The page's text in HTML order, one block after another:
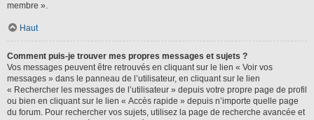
membre ».
Haut
Comment puis-je trouver mes propres messages et sujets ?
Vos messages peuvent être retrouvés en cliquant sur le lien « Voir vos
messages » dans le panneau de l’utilisateur, en cliquant sur le lien
« Rechercher les messages de l’utilisateur » depuis votre propre page de profil
ou bien en cliquant sur le lien « Accès rapide » depuis n’importe quelle page
du forum. Pour rechercher vos sujets, utilisez la page de recherche avancée et